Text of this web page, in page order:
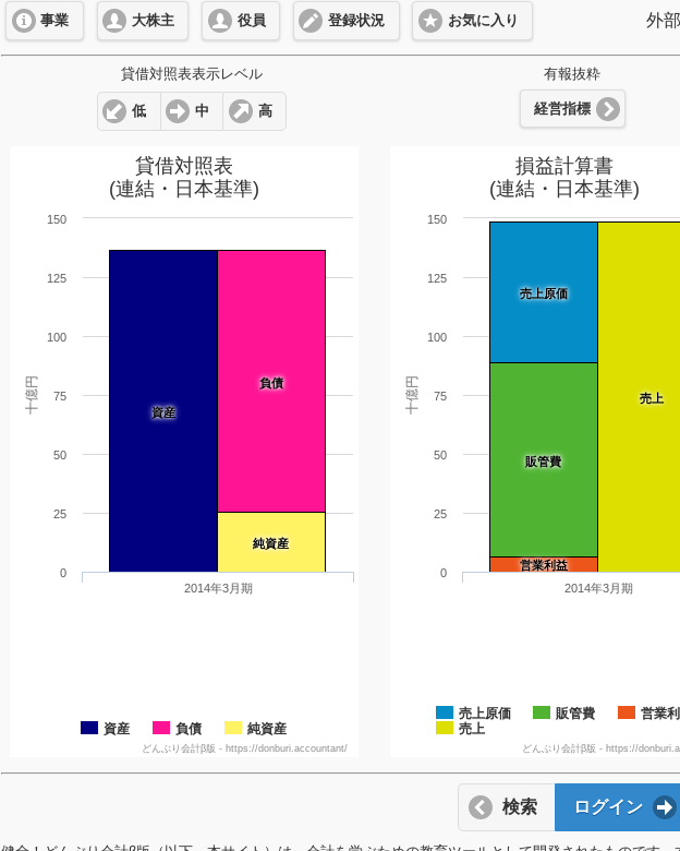
事業 大株主 役員 登録状況 お気に入り 外
貸借対照表表示レベル
低 中 高
有報抜粋
経営指標
十億円
貸借対照表
(連結・日本基準)
資産
負債
純資産
資産 負債 純資産
2014年3月期
0
25
50
75
100
125
150
どんぶり会計β版 - https://donburi.accountant/
十億円
損益計算書
(連結・日本基準)
売上原価
販管費
営業利益
売上
売上原価 販管費
営業
売上
2014年3月期
0
25
50
75
100
125
150
どんぶり会計β版 - https://
検索 ログイン